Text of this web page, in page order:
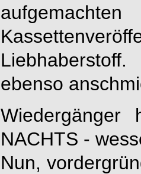
aufgemachten
ebenso
NACHTS -
Nun,